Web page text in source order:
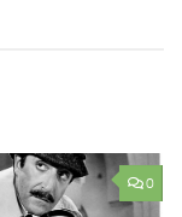
0